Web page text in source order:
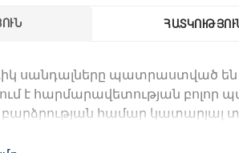
սանդալները պատրաստված են
հարմարավետության բոլոր
համար կատարյալ